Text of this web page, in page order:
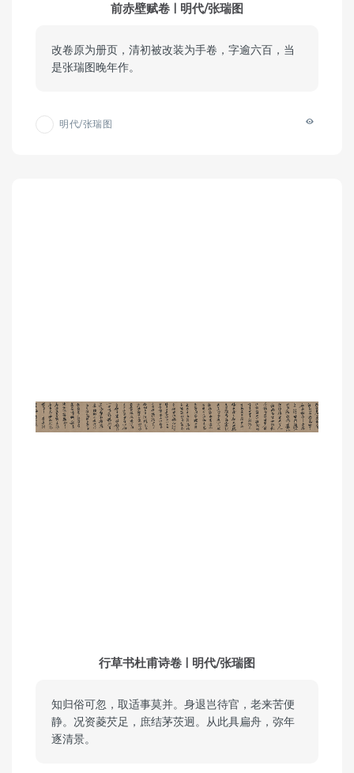
前赤壁赋卷 | 明代/张瑞图
改卷原为册页，清初被改装为手卷，字逾六百，当
是张瑞图晚年作。
明代/张瑞图
行草书杜甫诗卷 | 明代/张瑞图
知归俗可忽，取适事莫并。身退岂待官，老来苦便
静。况资菱芡足，庶结茅茨迥。从此具扁舟，弥年
逐清景。